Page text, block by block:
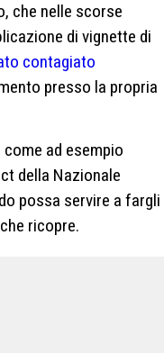
che nelle scorse
di vignette di
contagiato
presso la propria
ad esempio
della Nazionale
possa servire a fargli
ricopre.